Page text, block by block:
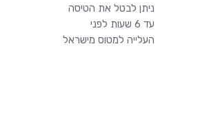
ניתן לבטל את הטיסה
עד 6 שעות לפני
העלייה למטוס מישראל